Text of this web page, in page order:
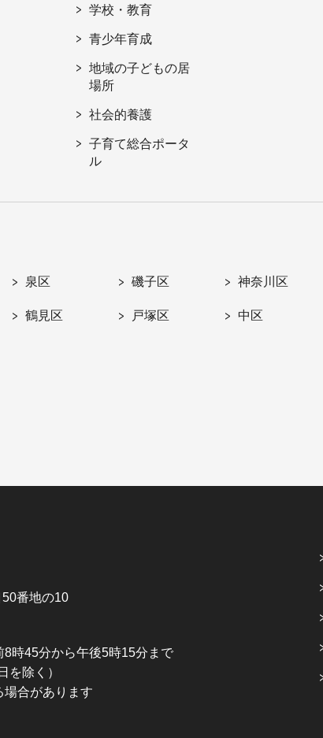
学校・教育
青少年育成
地域の子どもの居
場所
社会的養護
子育て総合ポータ
ル
泉区 磯子区 神奈川区
鶴見区 戸塚区 中区
番地の10
時45分から午後5時15分まで
を除く）
合があります